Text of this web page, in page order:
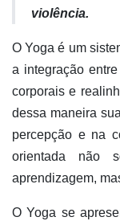
violência.
O Yoga é um
a integração
corporais e
dessa maneira
percepção e na
orientada não
aprendizagem,
O Yoga se